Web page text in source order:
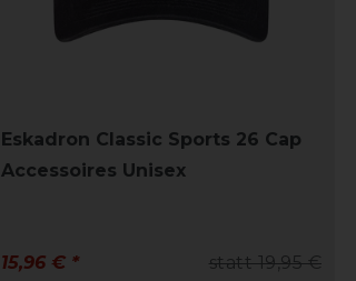
Eskadron Classic Sports 26 Cap
Accessoires Unisex
statt 19,95 €
15,96 € *